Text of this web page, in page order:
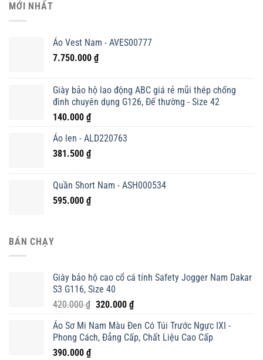
MỚI NHẤT
Áo Vest Nam - AVES00777
7.750.000 ₫
Giày bảo hộ lao động ABC giá rẻ mũi thép chống
đinh chuyên dụng G126, Đế thường - Size 42
140.000 ₫
Áo len - ALD220763
381.500 ₫
Quần Short Nam - ASH000534
595.000 ₫
BÁN CHẠY
Giày bảo hộ cao cổ cá tính Safety Jogger Nam Dakar
S3 G116, Size 40
420.000₫ Giá
là:
420.000 ₫.
320.000 ₫Giá
tại
là:
Áo Sơ Mi Nam Màu Đen Có Túi Trước Ngực IXI -
Phong Cách, Đẳng Cấp, Chất Liệu Cao Cấp
390.000 ₫